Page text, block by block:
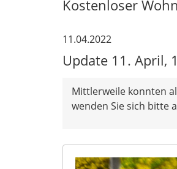
Kostenloser
11.04.2022
Update 11. April,
Mittlerweile konnten
wenden Sie sich bitte